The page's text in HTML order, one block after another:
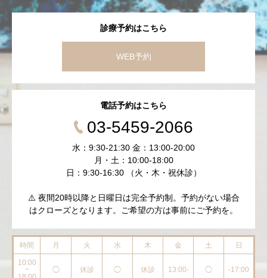
診療予約はこちら
WEB予約
電話予約はこちら
03-5459-2066
水：9:30-21:30 金：13:00-20:00
月・土：10:00-18:00
日：9:30-16:30 （火・木・祝休診）
⚠️ 夜間20時以降と日曜日は完全予約制。予約がない場合
はクローズとなります。ご希望の方は事前にご予約を。
時間 月 火 水 木 金 土 日
10:00
~
◯ 休診 ◯ 休診 13:00- ◯ -17:00